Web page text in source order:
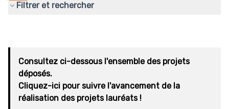
Filtrer et rechercher
Consultez ci-dessous l'ensemble des projets
déposés.
Cliquez-ici pour suivre l'avancement de la
réalisation des projets lauréats !